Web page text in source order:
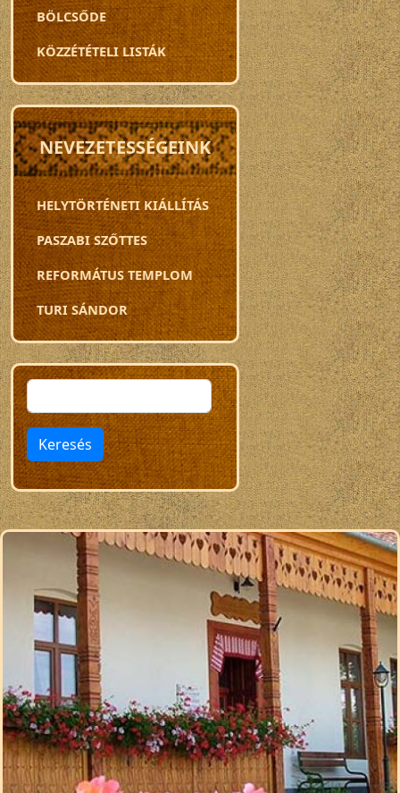
BÖLCSŐDE
KÖZZÉTÉTELI LISTÁK
NEVEZETESSÉGEINK
HELYTÖRTÉNETI KIÁLLÍTÁS
PASZABI SZŐTTES
REFORMÁTUS TEMPLOM
TURI SÁNDOR
Keresés
Keresés